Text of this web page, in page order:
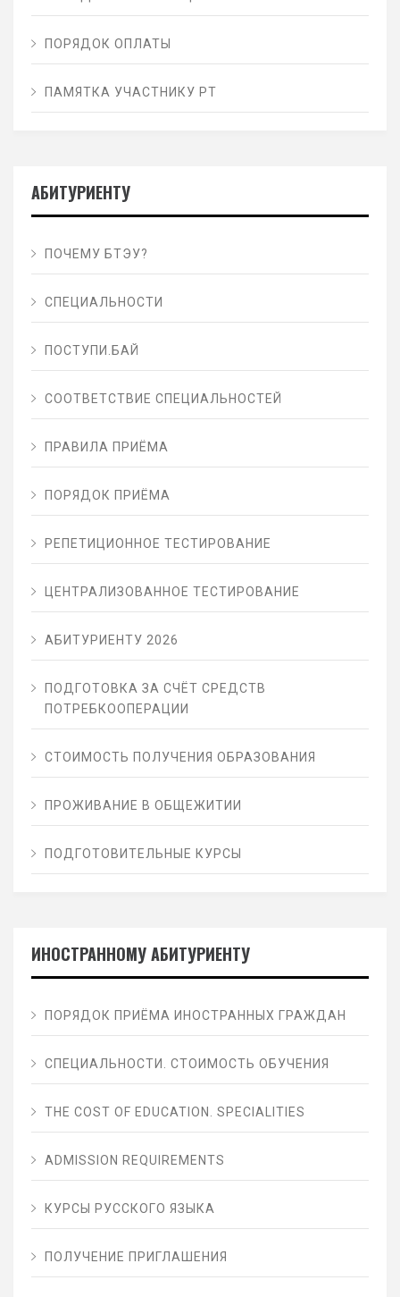
ПОРЯДОК ОПЛАТЫ
ПАМЯТКА УЧАСТНИКУ РТ
АБИТУРИЕНТУ
ПОЧЕМУ БТЭУ?
СПЕЦИАЛЬНОСТИ
ПОСТУПИ.БАЙ
СООТВЕТСТВИЕ СПЕЦИАЛЬНОСТЕЙ
ПРАВИЛА ПРИЁМА
ПОРЯДОК ПРИЁМА
РЕПЕТИЦИОННОЕ ТЕСТИРОВАНИЕ
ЦЕНТРАЛИЗОВАННОЕ ТЕСТИРОВАНИЕ
АБИТУРИЕНТУ 2026
ПОДГОТОВКА ЗА СЧЁТ СРЕДСТВ
ПОТРЕБКООПЕРАЦИИ
СТОИМОСТЬ ПОЛУЧЕНИЯ ОБРАЗОВАНИЯ
ПРОЖИВАНИЕ В ОБЩЕЖИТИИ
ПОДГОТОВИТЕЛЬНЫЕ КУРСЫ
ИНОСТРАННОМУ АБИТУРИЕНТУ
ПОРЯДОК ПРИЁМА ИНОСТРАННЫХ ГРАЖДАН
СПЕЦИАЛЬНОСТИ. СТОИМОСТЬ ОБУЧЕНИЯ
THE СOST OF EDUCATION. SPECIALITIES
ADMISSION REQUIREMENTS
КУРСЫ РУССКОГО ЯЗЫКА
ПОЛУЧЕНИЕ ПРИГЛАШЕНИЯ